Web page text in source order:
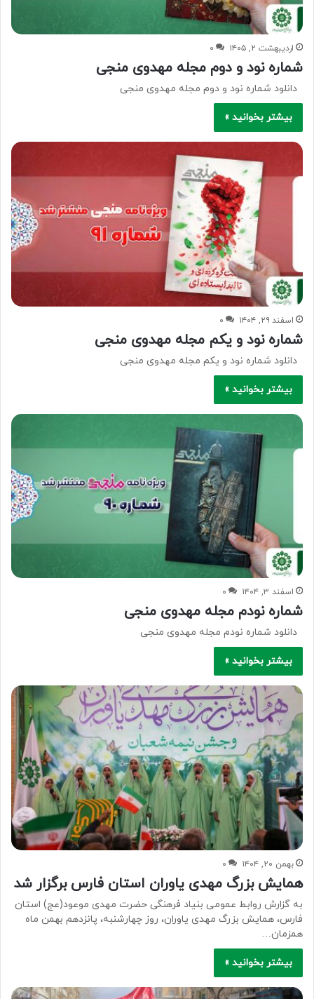
اردیبهشت ۲, ۱۴۰۵ ۰
شماره نود و دوم مجله مهدوی منجی
دانلود شماره نود و دوم مجله مهدوی منجی
بیشتر بخوانید »
اسفند ۲۹, ۱۴۰۴ ۰
شماره نود و یکم مجله مهدوی منجی
دانلود شماره نود و یکم مجله مهدوی منجی
بیشتر بخوانید »
اسفند ۳, ۱۴۰۴ ۰
شماره نودم مجله مهدوی منجی
دانلود شماره نودم مجله مهدوی منجی
بیشتر بخوانید »
بهمن ۲۰, ۱۴۰۴ ۰
همایش بزرگ مهدی یاوران استان فارس برگزار شد
به گزارش روابط عمومی بنیاد فرهنگی حضرت مهدی موعود(عج) استان
فارس، همایش بزرگ مهدی یاوران، روز چهارشنبه، پانزدهم بهمن ماه
همزمان…
بیشتر بخوانید »